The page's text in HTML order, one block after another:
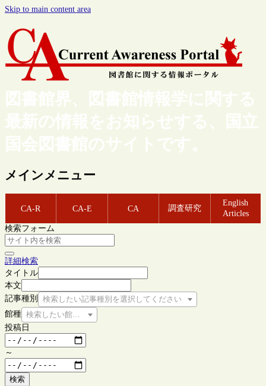
Skip to main content area
図書館界、図書館情報学に関する
最新の情報をお知らせする、国立
国会図書館のサイトです。
メインメニュー
CA-R CA-E CA 調査研究
English
Articles
検索フォーム
詳細検索
タイトル
本文
記事種別
検索したい記事種別を選択してください
館種 検索したい館種を選択してください
投稿日
～
検索